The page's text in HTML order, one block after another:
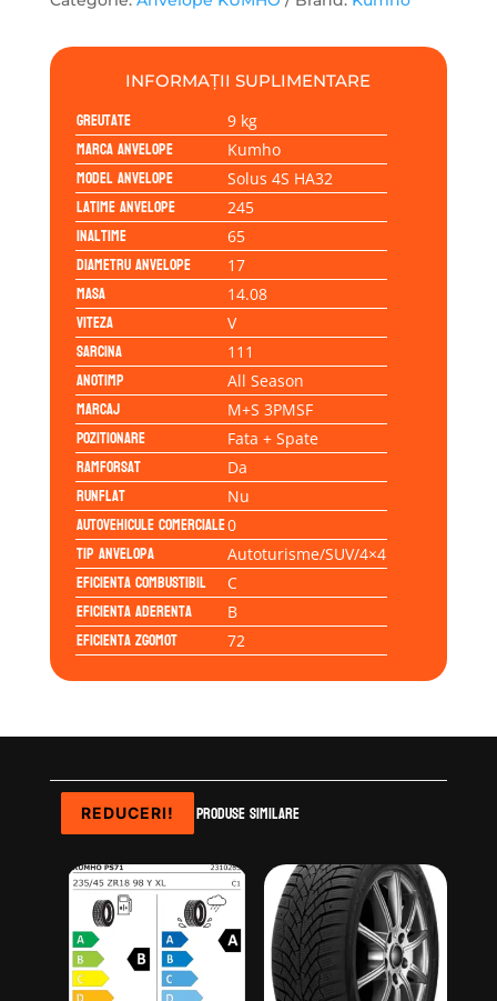
111V
INFORMAȚII SUPLIMENTARE
Greutate 9 kg
Marca anvelope Kumho
Model anvelope Solus 4S HA32
Latime anvelope 245
Inaltime 65
Diametru anvelope 17
Masa 14.08
Viteza V
Sarcina 111
Anotimp All Season
Marcaj M+S 3PMSF
Pozitionare Fata + Spate
Ramforsat Da
Runflat Nu
Autovehicule comerciale0
Tip anvelopa Autoturisme/SUV/4×4
Eficienta Combustibil C
Eficienta Aderenta B
Eficienta Zgomot 72
Produse similare
REDUCERI!
REDUCERI!
REDUCERI!
REDUCERI!